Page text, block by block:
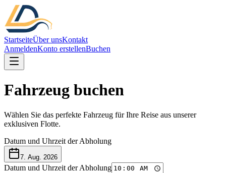
StartseiteÜber unsKontakt
AnmeldenKonto erstellenBuchen
Fahrzeug buchen
Wählen Sie das perfekte Fahrzeug für Ihre Reise aus unserer
exklusiven Flotte.
Datum und Uhrzeit der Abholung
7. Aug. 2026
Datum und Uhrzeit der Abholung